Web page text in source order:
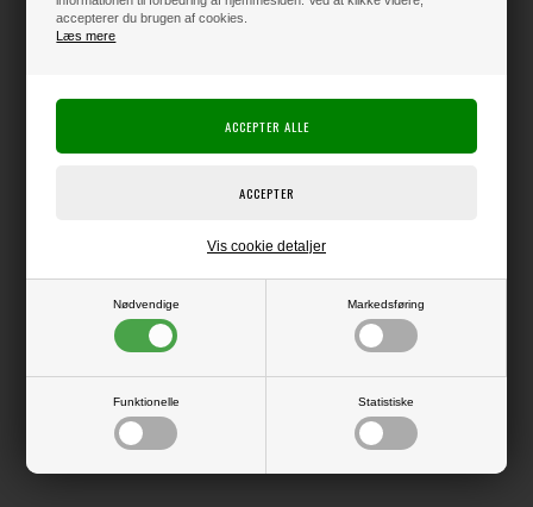
accepterer du brugen af cookies.
Læs mere
Nødvendige Markedsføring
Funktionelle Statistiske
Vis cookie detaljer
Polsk design når det er allerbedst.
Denne pakke har rigtig mange ark med motiver til at klippe / skære ud og
LÆS OG BLIV INSPIRERET
Læs flere artikler...